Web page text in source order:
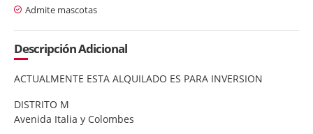
Admite mascotas
Descripción Adicional
ACTUALMENTE ESTA ALQUILADO ES PARA INVERSION
DISTRITO M
Avenida Italia y Colombes